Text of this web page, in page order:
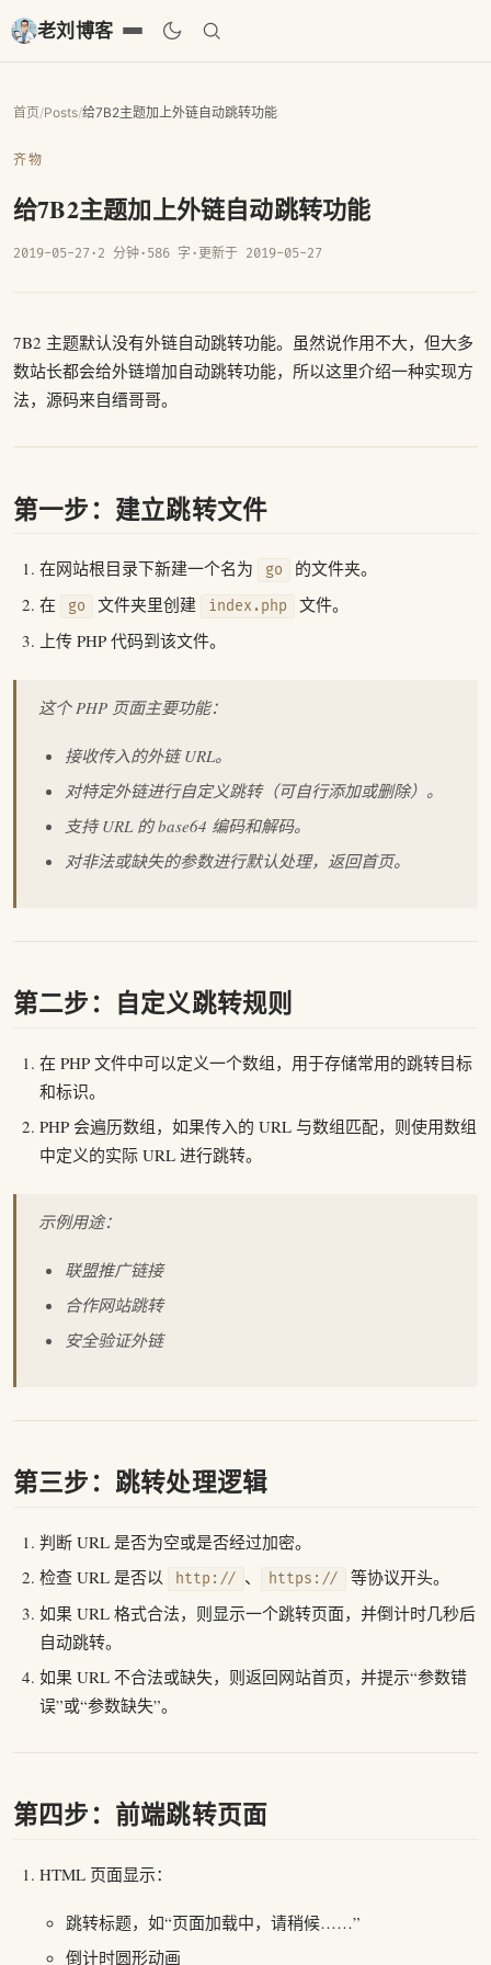
老刘博客
首页/Posts/给7B2主题加上外链自动跳转功能
齐物
给7B2主题加上外链自动跳转功能
2019-05-27· 2 分钟· 586 字 · 更新于 2019-05-27
7B2 主题默认没有外链自动跳转功能。虽然说作用不大，但大多
数站长都会给外链增加自动跳转功能，所以这里介绍一种实现方
法，源码来自缙哥哥。
第一步：建立跳转文件
在网站根目录下新建一个名为 go
的文件夹。
在
go 文件夹里创建 index.php
文件。
上传 PHP 代码到该文件。
这个 PHP 页面主要功能：
接收传入的外链 URL。
对特定外链进行自定义跳转（可自行添加或删除）。
支持 URL 的 base64 编码和解码。
对非法或缺失的参数进行默认处理，返回首页。
第二步：自定义跳转规则
在 PHP 文件中可以定义一个数组，用于存储常用的跳转目标
和标识。
PHP 会遍历数组，如果传入的 URL 与数组匹配，则使用数组
中定义的实际 URL 进行跳转。
示例用途：
联盟推广链接
合作网站跳转
安全验证外链
第三步：跳转处理逻辑
判断 URL 是否为空或是否经过加密。
检查 URL 是否以
http:// 、 https://
等协议开头。
如果 URL 格式合法，则显示一个跳转页面，并倒计时几秒后
自动跳转。
如果 URL 不合法或缺失，则返回网站首页，并提示“参数错
误”或“参数缺失”。
第四步：前端跳转页面
HTML 页面显示：
跳转标题，如“页面加载中，请稍候……”
倒计时圆形动画